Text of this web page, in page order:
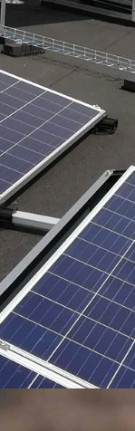
en service
au
bon
la chaufferie
intervenir si
projet
afin de vous
offrant un
garants des
de votre